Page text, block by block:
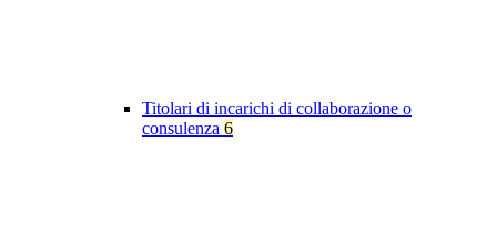
Titolari di incarichi di collaborazione o
consulenza 6